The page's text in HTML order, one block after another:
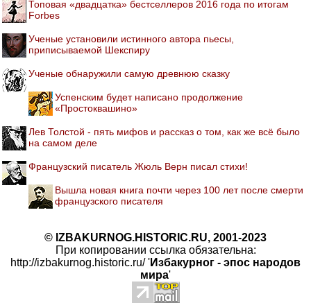
Топовая «двадцатка» бестселлеров 2016 года по итогам
Forbes
Ученые установили истинного автора пьесы,
приписываемой Шекспиру
Ученые обнаружили самую древнюю сказку
Успенским будет написано продолжение
«Простоквашино»
Лев Толстой - пять мифов и рассказ о том, как же всё было
на самом деле
Французский писатель Жюль Верн писал стихи!
Вышла новая книга почти через 100 лет после смерти
французского писателя
© IZBAKURNOG.HISTORIC.RU, 2001-2023
При копировании ссылка обязательна:
http://izbakurnog.historic.ru/ 'Избакурног - эпос народов
мира'